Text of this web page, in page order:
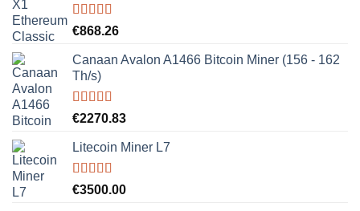
Rated5.00
€868.26
Canaan Avalon A1466 Bitcoin Miner (156 - 162
Th/s)
Rated5.00
€2270.83
Litecoin Miner L7
Rated5.00
€3500.00